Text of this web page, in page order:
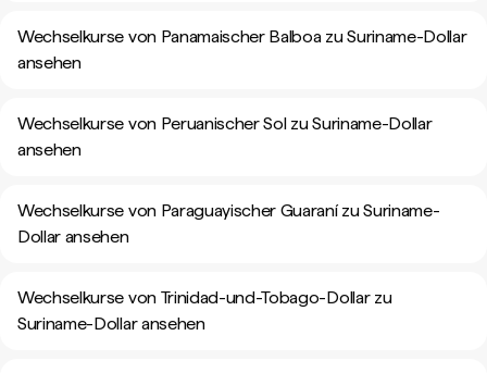
Wechselkurse von Panamaischer Balboa zu Suriname-Dollar
ansehen
Wechselkurse von Peruanischer Sol zu Suriname-Dollar
ansehen
Wechselkurse von Paraguayischer Guaraní zu Suriname-
Dollar ansehen
Wechselkurse von Trinidad-und-Tobago-Dollar zu
Suriname-Dollar ansehen